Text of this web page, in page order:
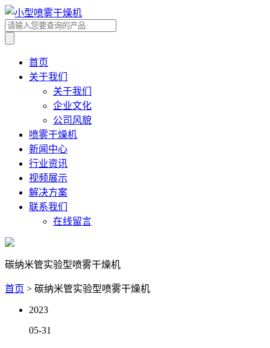
首页
关于我们
关于我们
企业文化
公司风貌
喷雾干燥机
新闻中心
行业资讯
视频展示
解决方案
联系我们
在线留言
碳纳米管实验型喷雾干燥机
首页 > 碳纳米管实验型喷雾干燥机
2023
05-31